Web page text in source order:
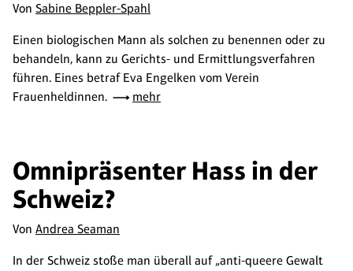
Von Sabine Beppler-Spahl
Einen biologischen Mann als solchen zu benennen oder zu
behandeln, kann zu Gerichts- und Ermittlungsverfahren
führen. Eines betraf Eva Engelken vom Verein
Frauenheldinnen.
mehr
Omnipräsenter Hass in der
Schweiz?
Von Andrea Seaman
In der Schweiz stoße man überall auf „anti-queere Gewalt